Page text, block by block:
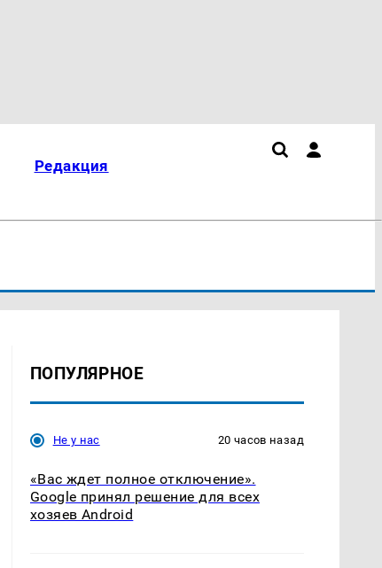
Редакция
ПОПУЛЯРНОЕ
Не у нас 20 часов назад
«Вас ждет полное отключение».
Google принял решение для всех
хозяев Android